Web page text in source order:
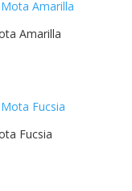
Amarilla
Fucsia